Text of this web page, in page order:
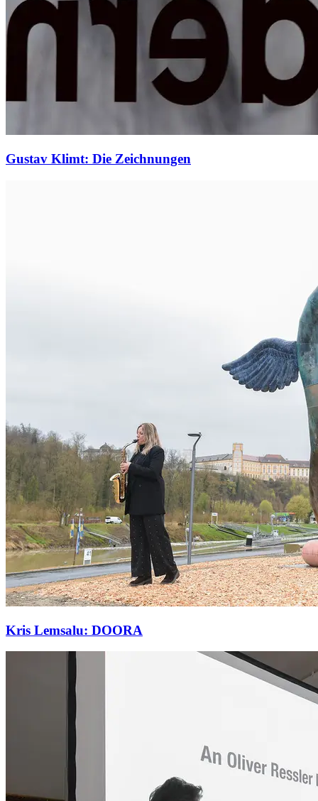
Gustav Klimt: Die Zeichnungen
Kris Lemsalu: DOORA